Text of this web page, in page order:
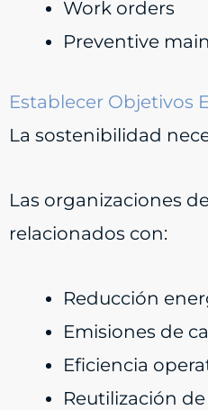
Work orders
Preventive
Establecer Objetivos
La sostenibilidad
Las organizaciones
relacionados con:
Reducción
Emisiones de
Eficiencia
Reutilización